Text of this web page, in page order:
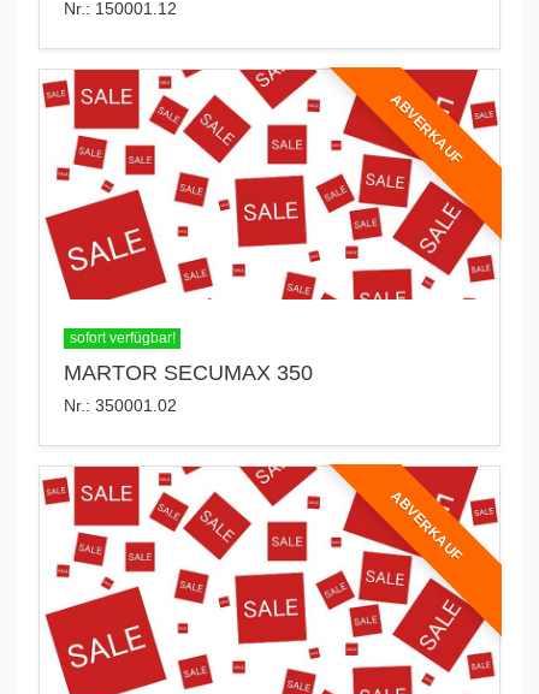
Nr.: 150001.12
ABVERKAUF
sofort verfügbar!
MARTOR SECUMAX 350
Nr.: 350001.02
ABVERKAUF